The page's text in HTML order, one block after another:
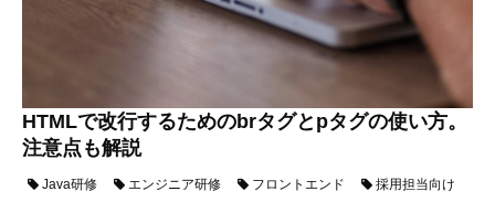
HTMLで改行するためのbrタグとpタグの使い方。
注意点も解説
Java研修 エンジニア研修 フロントエンド
採用担当向け